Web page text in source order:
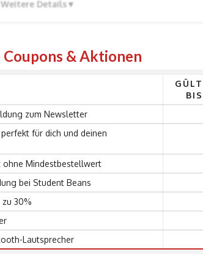
Weitere Details
& Aktionen
BIS
zum Newsletter
für dich und deinen
ohne Mindestbestellwert
bei Student Beans
30%
Lautsprecher